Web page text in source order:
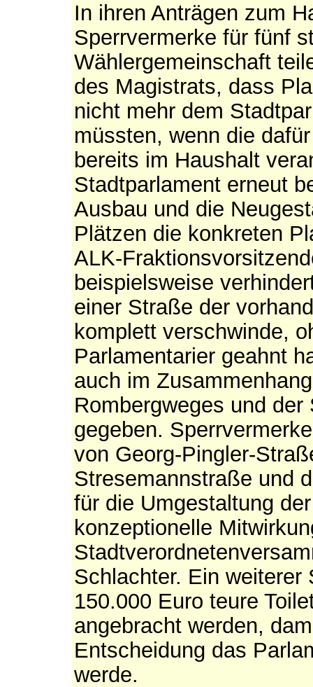
In ihren Anträgen zum
Sperrvermerke für fünf
Wählergemeinschaft
des Magistrats, dass
nicht mehr dem
müssten, wenn die
bereits im Haushalt
Stadtparlament erneut
Ausbau und die
Plätzen die konkreten
ALK-
beispielsweise
einer Straße der
komplett verschwinde,
Parlamentarier geahnt
auch im
Rombergweges und
gegeben.
von Georg-Pingler-
Stresemannstraße und
für die Umgestaltung
konzeptionelle
Schlachter. Ein weiterer
150.000 Euro teure
angebracht werden,
Entscheidung das
werde.